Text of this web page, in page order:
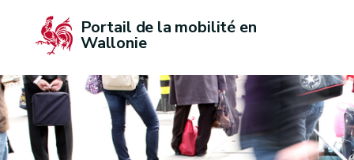
Portail de la mobilité en
Wallonie